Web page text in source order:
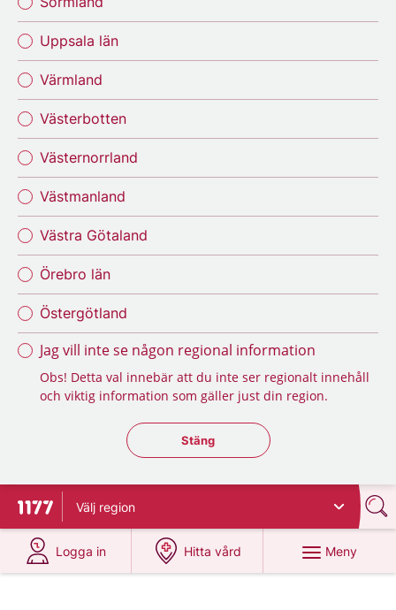
Uppsala län
Värmland
Västerbotten
Västernorrland
Västmanland
Västra Götaland
Örebro län
Östergötland
Jag vill inte se någon regional information
Obs! Detta val innebär att du inte ser regionalt innehåll
och viktig information som gäller just din region.
Stäng regionsväljaren
Stäng
Till startsidan för 1177
Välj region
Logga in
på 1177.se
Hitta vård
på 1177.se
Meny